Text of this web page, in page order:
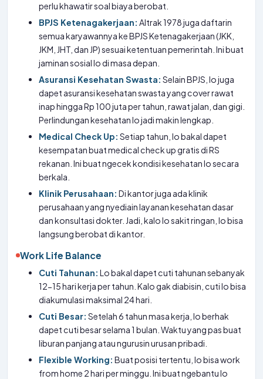
perlu khawatir soal biaya berobat.
BPJS Ketenagakerjaan: Altrak 1978 juga daftarin
semua karyawannya ke BPJS Ketenagakerjaan (JKK,
JKM, JHT, dan JP) sesuai ketentuan pemerintah. Ini buat
jaminan sosial lo di masa depan.
Asuransi Kesehatan Swasta: Selain BPJS, lo juga
dapet asuransi kesehatan swasta yang cover rawat
inap hingga Rp 100 juta per tahun, rawat jalan, dan gigi.
Perlindungan kesehatan lo jadi makin lengkap.
Medical Check Up: Setiap tahun, lo bakal dapet
kesempatan buat medical check up gratis di RS
rekanan. Ini buat ngecek kondisi kesehatan lo secara
berkala.
Klinik Perusahaan: Di kantor juga ada klinik
perusahaan yang nyediain layanan kesehatan dasar
dan konsultasi dokter. Jadi, kalo lo sakit ringan, lo bisa
langsung berobat di kantor.
Work Life Balance
Cuti Tahunan: Lo bakal dapet cuti tahunan sebanyak
12-15 hari kerja per tahun. Kalo gak diabisin, cuti lo bisa
diakumulasi maksimal 24 hari.
Cuti Besar: Setelah 6 tahun masa kerja, lo berhak
dapet cuti besar selama 1 bulan. Waktu yang pas buat
liburan panjang atau ngurusin urusan pribadi.
Flexible Working: Buat posisi tertentu, lo bisa work
from home 2 hari per minggu. Ini buat ngebantu lo